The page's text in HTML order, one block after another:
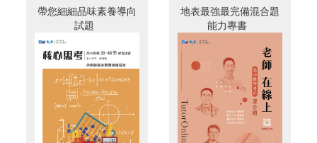
帶您細細品味素養導向
試題
地表最強最完備混合題
能力專書